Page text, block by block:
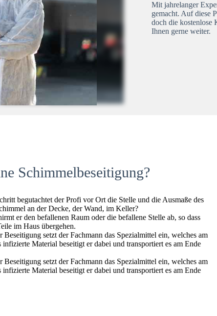
Mit jahrelanger
gemacht. Auf diese
doch die kostenlose
Ihnen gerne weiter.
Schimmelbeseitigung?
begutachtet der Profi vor Ort die Stelle und die Ausmaße des
an der Decke, der Wand, im Keller?
er den befallenen Raum oder die befallene Stelle ab, so dass
im Haus übergehen.
Beseitigung setzt der Fachmann das Spezialmittel ein, welches am
infizierte Material beseitigt er dabei und transportiert es am Ende
Beseitigung setzt der Fachmann das Spezialmittel ein, welches am
infizierte Material beseitigt er dabei und transportiert es am Ende